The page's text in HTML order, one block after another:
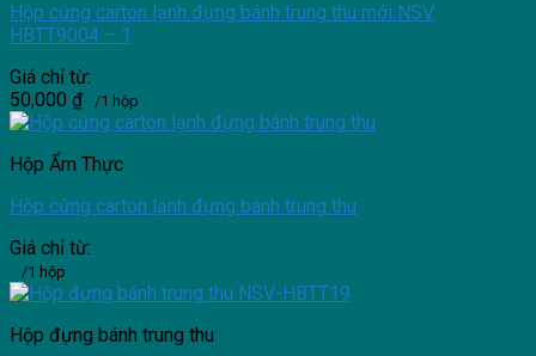
Hộp cứng carton lạnh đựng bánh trung thu mới NSV
HBTT9004 – 1
Giá chỉ từ:
50,000 ₫ /1 hộp
Hộp Ẩm Thực
Hộp cứng carton lạnh đựng bánh trung thu
Giá chỉ từ:
/1 hộp
Hộp đựng bánh trung thu